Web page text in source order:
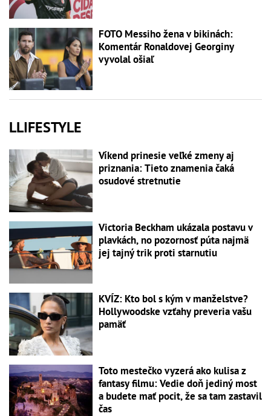
FOTO Messiho žena v bikinách:
Komentár Ronaldovej Georginy
vyvolal ošiaľ
LLIFESTYLE
Víkend prinesie veľké zmeny aj
priznania: Tieto znamenia čaká
osudové stretnutie
Victoria Beckham ukázala postavu v
plavkách, no pozornosť púta najmä
jej tajný trik proti starnutiu
KVÍZ: Kto bol s kým v manželstve?
Hollywoodske vzťahy preveria vašu
pamäť
Toto mestečko vyzerá ako kulisa z
fantasy filmu: Vedie doň jediný most
a budete mať pocit, že sa tam zastavil
čas